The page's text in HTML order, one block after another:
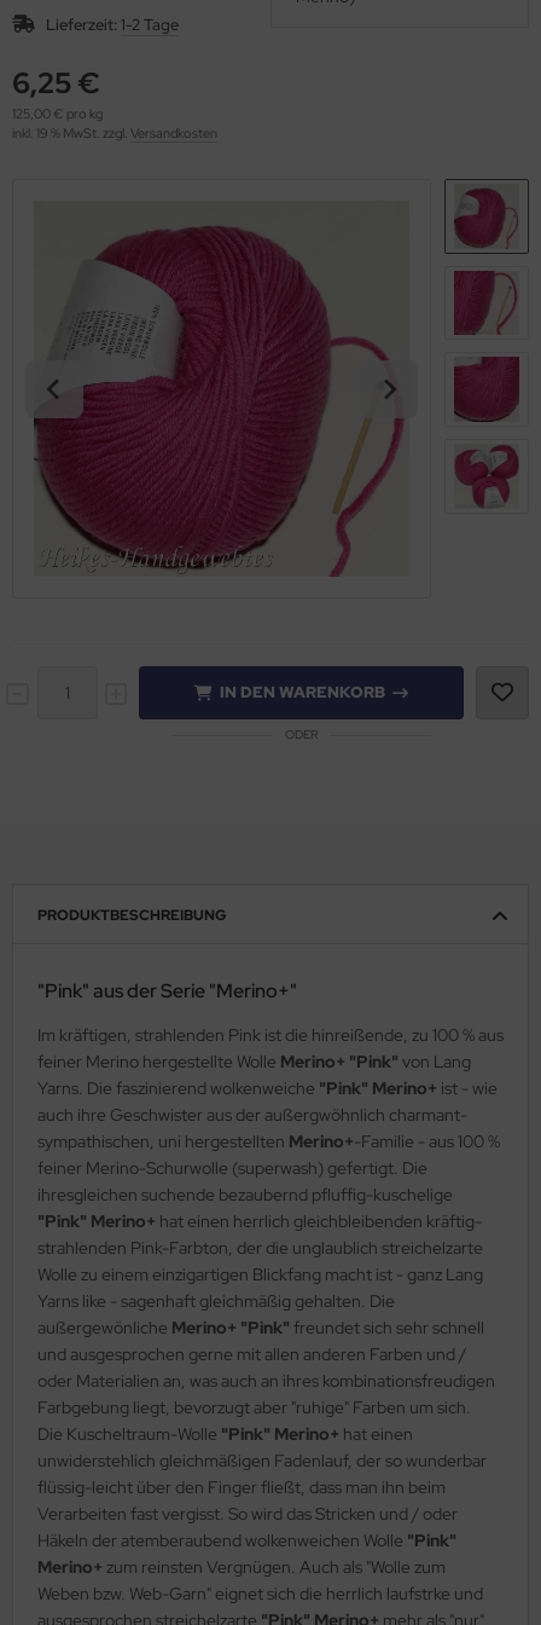
Lieferzeit: 1-2 Tage
6,25 €
125,00 € pro kg
inkl. 19 % MwSt. zzgl. Versandkosten
IN DEN WARENKORB
ODER
PRODUKTBESCHREIBUNG
"Pink" aus der Serie "Merino+"
Im kräftigen, strahlenden Pink ist die hinreißende, zu 100 % aus
feiner Merino hergestellte Wolle Merino+ "Pink" von Lang
Yarns. Die faszinierend wolkenweiche "Pink" Merino+ ist - wie
auch ihre Geschwister aus der außergwöhnlich charmant-
sympathischen, uni hergestellten Merino+-Familie - aus 100 %
feiner Merino-Schurwolle (superwash) gefertigt. Die
ihresgleichen suchende bezaubernd pfluffig-kuschelige
"Pink" Merino+ hat einen herrlich gleichbleibenden kräftig-
strahlenden Pink-Farbton, der die unglaublich streichelzarte
Wolle zu einem einzigartigen Blickfang macht ist - ganz Lang
Yarns like - sagenhaft gleichmäßig gehalten. Die
außergewönliche Merino+ "Pink" freundet sich sehr schnell
und ausgesprochen gerne mit allen anderen Farben und /
oder Materialien an, was auch an ihres kombinationsfreudigen
Farbgebung liegt, bevorzugt aber "ruhige" Farben um sich.
Die Kuscheltraum-Wolle "Pink" Merino+ hat einen
unwiderstehlich gleichmäßigen Fadenlauf, der so wunderbar
flüssig-leicht über den Finger fließt, dass man ihn beim
Verarbeiten fast vergisst. So wird das Stricken und / oder
Häkeln der atemberaubend wolkenweichen Wolle "Pink"
Merino+ zum reinsten Vergnügen. Auch als "Wolle zum
Weben bzw. Web-Garn" eignet sich die herrlich laufstrke und
ausgesprochen streichelzarte "Pink" Merino+ mehr als "nur"
(276)